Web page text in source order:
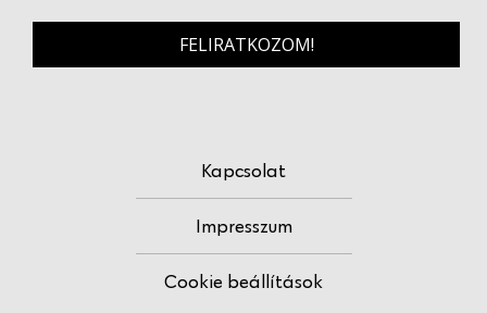
FELIRATKOZOM!
Kapcsolat
Impresszum
Cookie beállítások